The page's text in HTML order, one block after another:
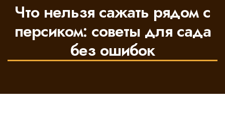
Что нельзя сажать рядом с
персиком: советы для сада
без ошибок